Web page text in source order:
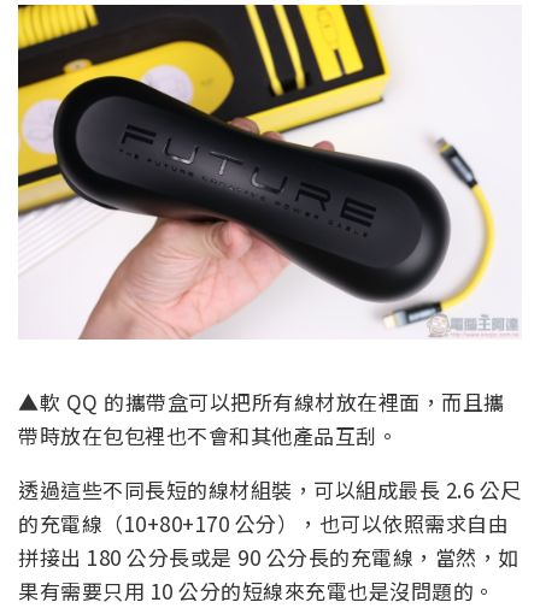
▲軟 QQ 的攜帶盒可以把所有線材放在裡面，而且攜
帶時放在包包裡也不會和其他產品互刮。
透過這些不同長短的線材組裝，可以組成最長 2.6 公尺
的充電線（10+80+170 公分），也可以依照需求自由
拼接出 180 公分長或是 90 公分長的充電線，當然，如
果有需要只用 10 公分的短線來充電也是沒問題的。